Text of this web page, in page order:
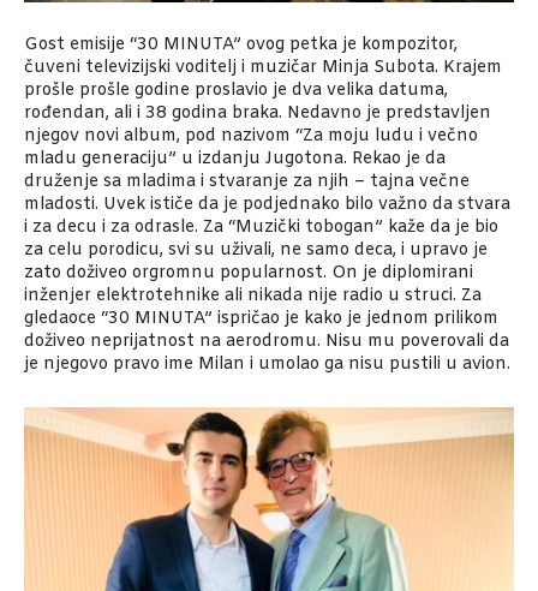
Gost emisije “30 MINUTA” ovog petka je kompozitor,
čuveni televizijski voditelj i muzičar Minja Subota. Krajem
prošle prošle godine proslavio je dva velika datuma,
rođendan, ali i 38 godina braka. Nedavno je predstavljen
njegov novi album, pod nazivom “Za moju ludu i večno
mladu generaciju” u izdanju Jugotona. Rekao je da
druženje sa mladima i stvaranje za njih – tajna večne
mladosti. Uvek ističe da je podjednako bilo važno da stvara
i za decu i za odrasle. Za “Muzički tobogan” kaže da je bio
za celu porodicu, svi su uživali, ne samo deca, i upravo je
zato doživeo orgromnu popularnost. On je diplomirani
inženjer elektrotehnike ali nikada nije radio u struci. Za
gledaoce “30 MINUTA” ispričao je kako je jednom prilikom
doživeo neprijatnost na aerodromu. Nisu mu poverovali da
je njegovo pravo ime Milan i umolao ga nisu pustili u avion.